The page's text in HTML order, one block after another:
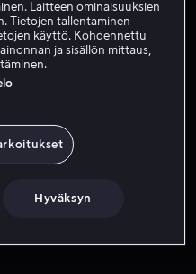
nyt
Laitteen ominaisuuksien
Tietojen tallentaminen
käyttö. Kohdennettu
ja sisällön mittaus,
Hyväksyn